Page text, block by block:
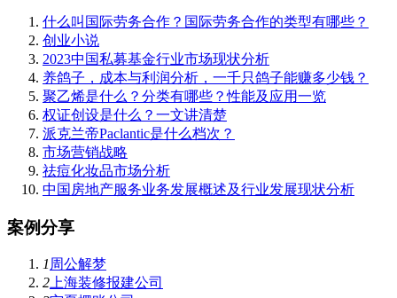
什么叫国际劳务合作？国际劳务合作的类型有哪些？
创业小说
2023中国私募基金行业市场现状分析
养鸽子，成本与利润分析，一千只鸽子能赚多少钱？
聚乙烯是什么？分类有哪些？性能及应用一览
权证创设是什么？一文讲清楚
派克兰帝Paclantic是什么档次？
市场营销战略
祛痘化妆品市场分析
中国房地产服务业务发展概述及行业发展现状分析
案例分享
1 周公解梦
2 上海装修报建公司